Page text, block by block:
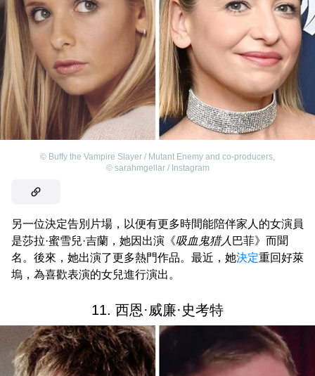
© Buffy the Vampire Slayer / Mutant Enemy and co-producers
© sarahmgellar / Instagram
另一位決定告別片場，以便有更多時間能陪伴家人的女演員
是莎拉·蜜雪兒·吉蘭，她因出演《吸血鬼猎人 巴菲》而聞
名。後來，她出演了更多熱門作品。最近，她決定重回好萊
塢，為喜歡表演的女兒進行演出。
11. 西恩·威廉·史考特